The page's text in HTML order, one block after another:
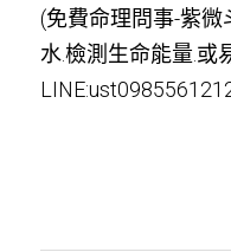
(免費命理問事-紫微
水.檢測生命能量.或